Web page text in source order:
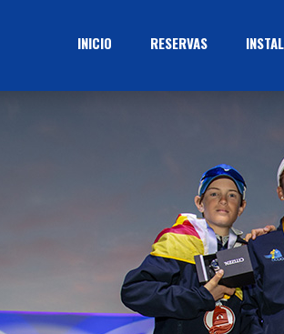
INICIO RESERVAS